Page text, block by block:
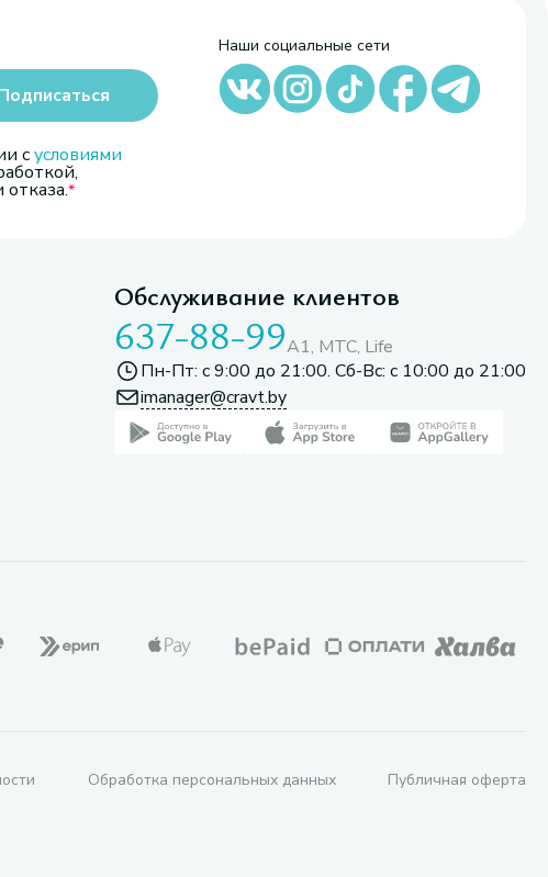
сусловиями
Наши социальные сети
Обслуживание клиентов
637-88-99A1, МТС, Life
Пн-Пт: с 9:00 до 21:00. Сб-Вс: с 10:00 до 21:00
imanager@cravt.by
Обработка персональных данных Публичная оферта